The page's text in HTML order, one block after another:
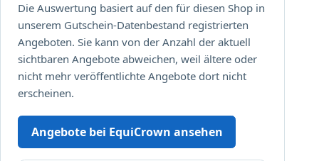
t
a
n
d
e
n
R
a
Die Auswertung basiert auf den für diesen Shop in
unserem Gutschein-Datenbestand registrierten
Angeboten. Sie kann von der Anzahl der aktuell
sichtbaren Angebote abweichen, weil ältere oder
nicht mehr veröffentlichte Angebote dort nicht
erscheinen.
Angebote bei EquiCrown ansehen